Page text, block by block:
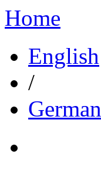
Home
English
/
German